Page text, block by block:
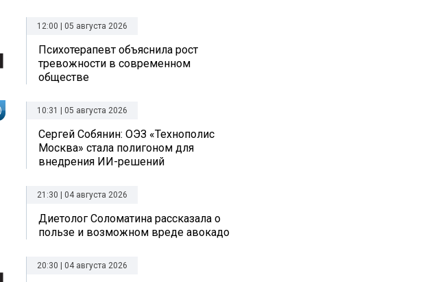
12:00 | 05 августа 2026
Психотерапевт объяснила рост
тревожности в современном
обществе
10:31 | 05 августа 2026
Сергей Собянин: ОЭЗ «Технополис
Москва» стала полигоном для
внедрения ИИ-решений
21:30 | 04 августа 2026
Диетолог Соломатина рассказала о
пользе и возможном вреде авокадо
20:30 | 04 августа 2026